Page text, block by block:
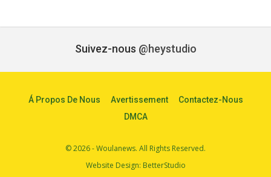
Suivez-nous @heystudio
Á Propos De Nous Avertissement
Contactez-Nous
DMCA
© 2026 - Woulanews. All Rights Reserved.
Website Design: BetterStudio